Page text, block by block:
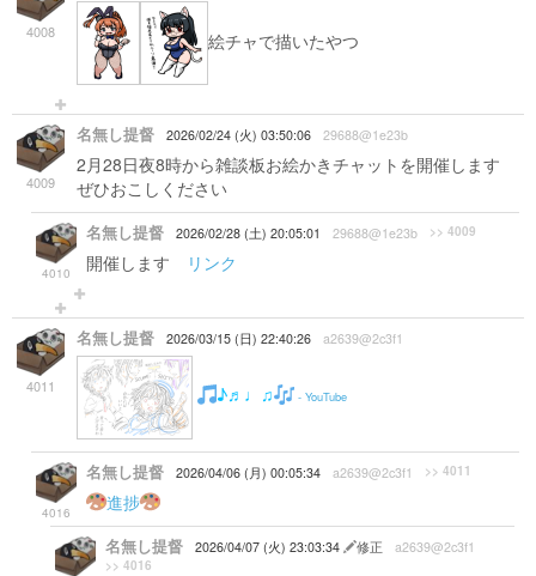
4008 絵チャで描いたやつ
4009
名無し提督 2026/02/24 (火) 03:50:06 29688@1e23b
2月28日夜8時から雑談板お絵かきチャットを開催します
ぜひおこしください
4010
名無し提督 2026/02/28 (土) 20:05:01 29688@1e23b >> 4009
開催します リンク
4011
名無し提督 2026/03/15 (日) 22:40:26 a2639@2c3f1
♪♬♩♫ - YouTube
4016
名無し提督 2026/04/06 (月) 00:05:34 a2639@2c3f1 >> 4011
進捗
名無し提督 2026/04/07 (火) 23:03:34 修正 a2639@2c3f1
>> 4016